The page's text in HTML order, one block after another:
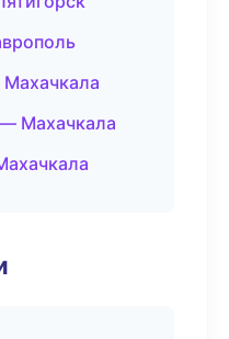
Махачкала